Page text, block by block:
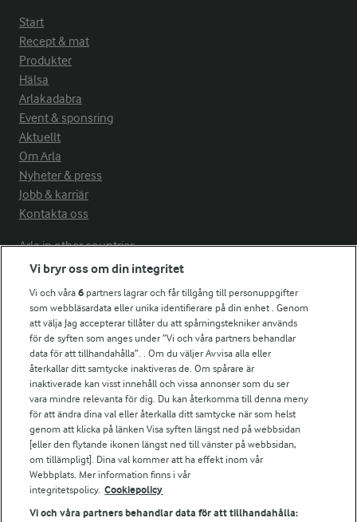
Start
Recept & mat
Produkter
Hälsa
Arlakadabra
Event & sponsring
Aktuellt
Om Arla
Nyheter & press
Jobb & karriär
Kontakta oss
Arla in other countries
Fler Arlasajter
För ägare
Arlas kundportal
Arla.com
Falbygdens Ost
Arla webbshop
Bildbank
Följ oss
Vi bryr oss om din integritet
Vi och våra6 partners lagrar och får tillgång till personuppgifter
som webbläsardata eller unika identifierare på din enhet . Genom
att välja Jag accepterar tillåter du att spårningstekniker används
för de syften som anges under ”Vi och våra partners behandlar
data för att tillhandahålla”. . Om du väljer Avvisa alla eller
återkallar ditt samtycke inaktiveras de. Om spårare är
inaktiverade kan visst innehåll och vissa annonser som du ser
vara mindre relevanta för dig. Du kan återkomma till denna meny
för att ändra dina val eller återkalla ditt samtycke när som helst
genom att klicka på länken Visa syften längst ned på webbsidan
[eller den flytande ikonen längst ned till vänster på webbsidan,
om tillämpligt]. Dina val kommer att ha effekt inom vår
Webbplats. Mer information finns i vår
integritetspolicy. Cookiepolicy
Vi och våra partners behandlar data för att tillhandahålla: